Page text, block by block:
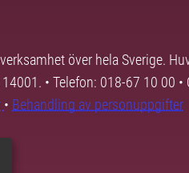
över hela Sverige.
• Telefon: 018-67 10 00
• Behandling av personuppgifter